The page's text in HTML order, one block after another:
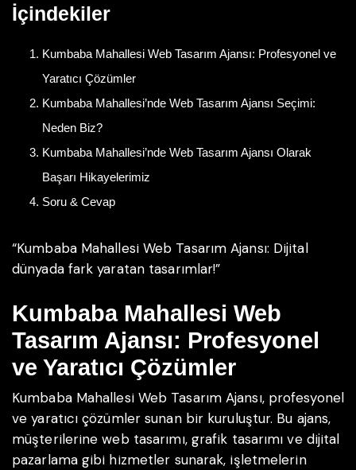
İçindekiler
Kumbaba Mahallesi Web Tasarım Ajansı: Profesyonel ve
Yaratıcı Çözümler
Kumbaba Mahallesi’nde Web Tasarım Ajansı Seçimi:
Neden Biz?
Kumbaba Mahallesi’nde Web Tasarım Ajansı Olarak
Başarı Hikayelerimiz
Soru & Cevap
“Kumbaba Mahallesi Web Tasarım Ajansı: Dijital
dünyada fark yaratan tasarımlar!”
Kumbaba Mahallesi Web
Tasarım Ajansı: Profesyonel
ve Yaratıcı Çözümler
Kumbaba Mahallesi Web Tasarım Ajansı, profesyonel
ve yaratıcı çözümler sunan bir kuruluştur. Bu ajans,
müşterilerine web tasarımı, grafik tasarımı ve dijital
pazarlama gibi hizmetler sunarak, işletmelerin